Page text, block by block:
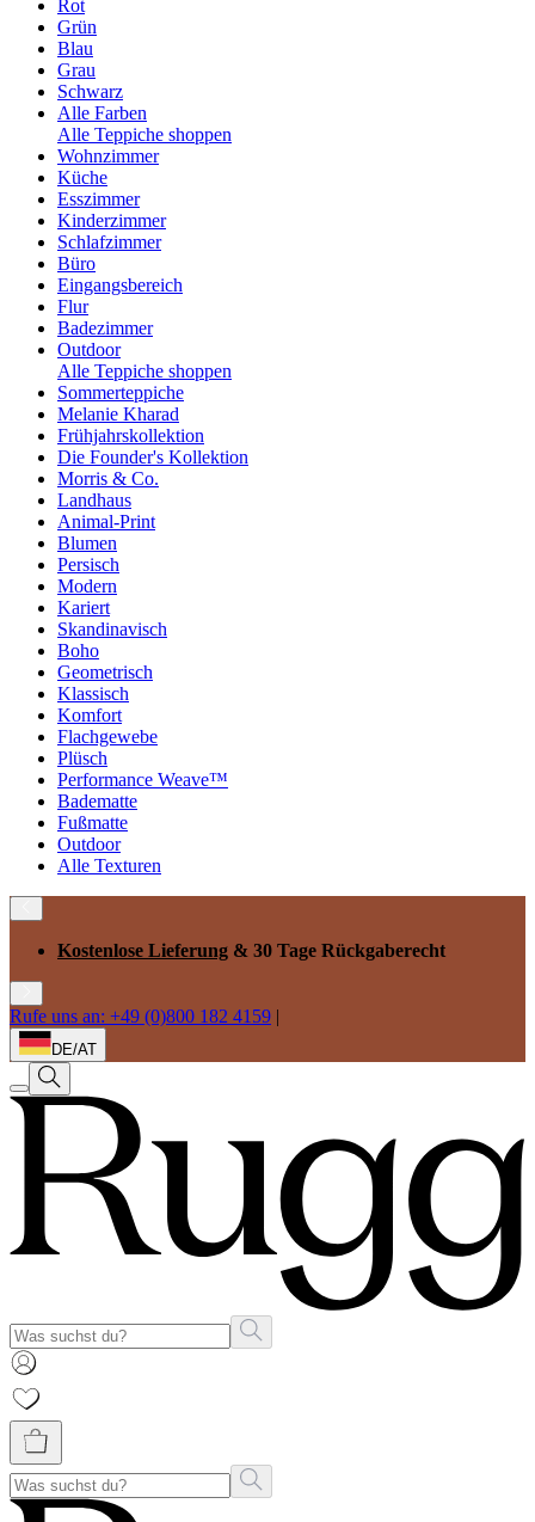
Rot
Grün
Blau
Grau
Schwarz
Alle Farben
Alle Teppiche shoppen
Wohnzimmer
Küche
Esszimmer
Kinderzimmer
Schlafzimmer
Büro
Eingangsbereich
Flur
Badezimmer
Outdoor
Alle Teppiche shoppen
Sommerteppiche
Melanie Kharad
Frühjahrskollektion
Die Founder's Kollektion
Morris & Co.
Landhaus
Animal-Print
Blumen
Persisch
Modern
Kariert
Skandinavisch
Boho
Geometrisch
Klassisch
Komfort
Flachgewebe
Plüsch
Performance Weave™
Badematte
Fußmatte
Outdoor
Alle Texturen
Kostenlose Lieferung & 30 Tage Rückgaberecht
Rufe uns an: +49 (0)800 182 4159 |
DE/AT